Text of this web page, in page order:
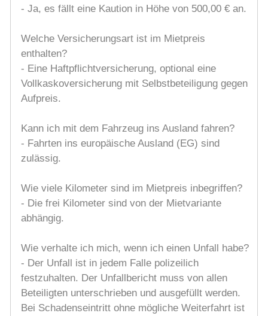
- Ja, es fällt eine Kaution in Höhe von 500,00 € an.
Welche Versicherungsart ist im Mietpreis
enthalten?
- Eine Haftpflichtversicherung, optional eine
Vollkaskoversicherung mit Selbstbeteiligung gegen
Aufpreis.
Kann ich mit dem Fahrzeug ins Ausland fahren?
- Fahrten ins europäische Ausland (EG) sind
zulässig.
Wie viele Kilometer sind im Mietpreis inbegriffen?
- Die frei Kilometer sind von der Mietvariante
abhängig.
Wie verhalte ich mich, wenn ich einen Unfall habe?
- Der Unfall ist in jedem Falle polizeilich
festzuhalten. Der Unfallbericht muss von allen
Beteiligten unterschrieben und ausgefüllt werden.
Bei Schadenseintritt ohne mögliche Weiterfahrt ist